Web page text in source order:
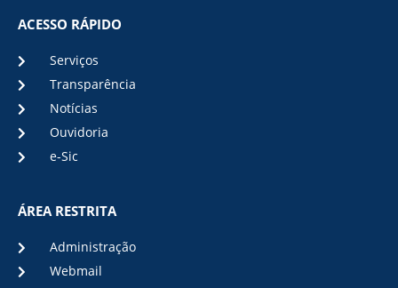
ACESSO RÁPIDO
Serviços
Transparência
Notícias
Ouvidoria
e-Sic
ÁREA RESTRITA
Administração
Webmail